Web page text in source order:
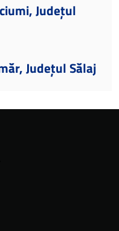
Județul
Județul Sălaj